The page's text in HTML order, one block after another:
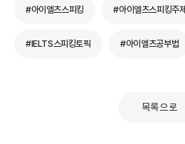
#아이엘츠스피킹 #아이엘츠스피킹주제
#IELTS스피킹토픽 #아이엘츠공부법
목록으로